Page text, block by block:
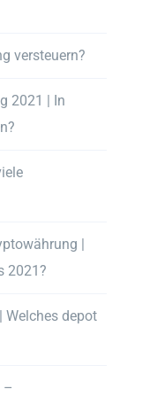
versteuern?
2021 | In
|
2021?
Welches depot
–